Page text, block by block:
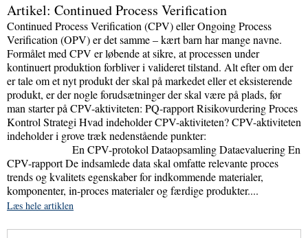
Artikel: Continued Process Verification
Continued Process Verification (CPV) eller Ongoing Process
Verification (OPV) er det samme – kært barn har mange navne.
Formålet med CPV er løbende at sikre, at processen under
kontinuert produktion forbliver i valideret tilstand. Alt efter om der
er tale om et nyt produkt der skal på markedet eller et eksisterende
produkt, er der nogle forudsætninger der skal være på plads, før
man starter på CPV-aktiviteten: PQ-rapport Risikovurdering Proces
Kontrol Strategi Hvad indeholder CPV-aktiviteten? CPV-aktiviteten
indeholder i grove træk nedenstående punkter:
En CPV-protokol Dataopsamling Dataevaluering En
CPV-rapport De indsamlede data skal omfatte relevante proces
trends og kvalitets egenskaber for indkommende materialer,
komponenter, in-proces materialer og færdige produkter....
Læs hele artiklen